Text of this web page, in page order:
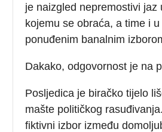
je naizgled nepremostivi jaz
kojemu se obraća, a time i
ponuđenim banalnim
Dakako, odgovornost je na
Posljedica je biračko tijelo
mašte političkog
fiktivni izbor između